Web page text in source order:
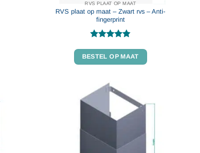
RVS PLAAT OP MAAT
RVS plaat op maat – Zwart rvs – Anti-
fingerprint
4.82uit 5
BESTEL OP MAAT